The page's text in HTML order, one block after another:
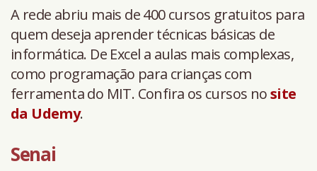
A rede abriu mais de 400 cursos gratuitos para
quem deseja aprender técnicas básicas de
informática. De Excel a aulas mais complexas,
como programação para crianças com
ferramenta do MIT. Confira os cursos nosite
da Udemy.
Senai